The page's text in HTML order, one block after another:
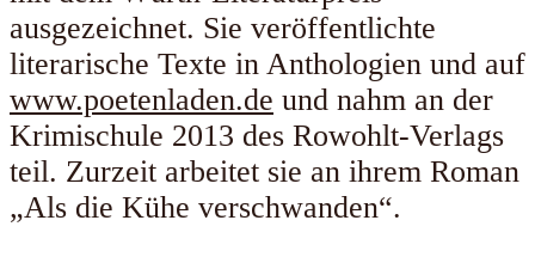
ausgezeichnet. Sie veröffentlichte
literarische Texte in Anthologien und auf
www.poetenladen.de und nahm an der
Krimischule 2013 des Rowohlt-Verlags
teil. Zurzeit arbeitet sie an ihrem Roman
„Als die Kühe verschwanden“.